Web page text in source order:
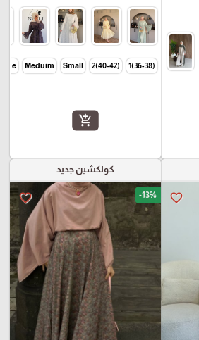
(36-38)1
(40-42)2
Small
Meduim
add_shopping_cart
favorite_border
كولكشين جديد
favorite_border -13%